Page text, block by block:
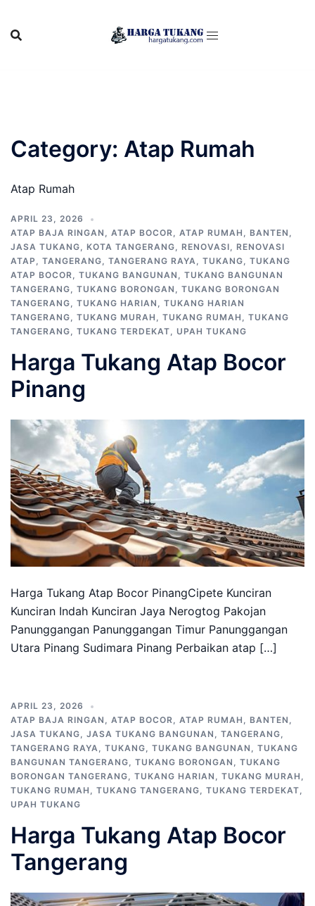
content
Category: Atap Rumah
Atap Rumah
APRIL 23, 2026
ATAP BAJA RINGAN , ATAP BOCOR, ATAP RUMAH , BANTEN ,
JASA TUKANG, KOTA TANGERANG, RENOVASI, RENOVASI
ATAP , TANGERANG, TANGERANG RAYA, TUKANG, TUKANG
ATAP BOCOR, TUKANG BANGUNAN , TUKANG BANGUNAN
TANGERANG, TUKANG BORONGAN , TUKANG BORONGAN
TANGERANG, TUKANG HARIAN , TUKANG HARIAN
TANGERANG, TUKANG MURAH , TUKANG RUMAH , TUKANG
TANGERANG, TUKANG TERDEKAT, UPAH TUKANG
Harga Tukang Atap Bocor
Pinang
Harga Tukang Atap Bocor PinangCipete Kunciran
Kunciran Indah Kunciran Jaya Nerogtog Pakojan
Panunggangan Panunggangan Timur Panunggangan
Utara Pinang Sudimara Pinang Perbaikan atap […]
APRIL 23, 2026
ATAP BAJA RINGAN , ATAP BOCOR, ATAP RUMAH , BANTEN ,
JASA TUKANG, JASA TUKANG BANGUNAN , TANGERANG,
TANGERANG RAYA, TUKANG, TUKANG BANGUNAN , TUKANG
BANGUNAN TANGERANG, TUKANG BORONGAN , TUKANG
BORONGAN TANGERANG, TUKANG HARIAN , TUKANG MURAH ,
TUKANG RUMAH , TUKANG TANGERANG, TUKANG TERDEKAT,
UPAH TUKANG
Harga Tukang Atap Bocor
Tangerang